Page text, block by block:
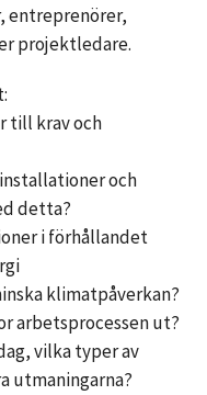
entreprenörer,
projektledare.
till krav och
och
detta?
i förhållandet
klimatpåverkan?
arbetsprocessen ut?
vilka typer av
utmaningarna?